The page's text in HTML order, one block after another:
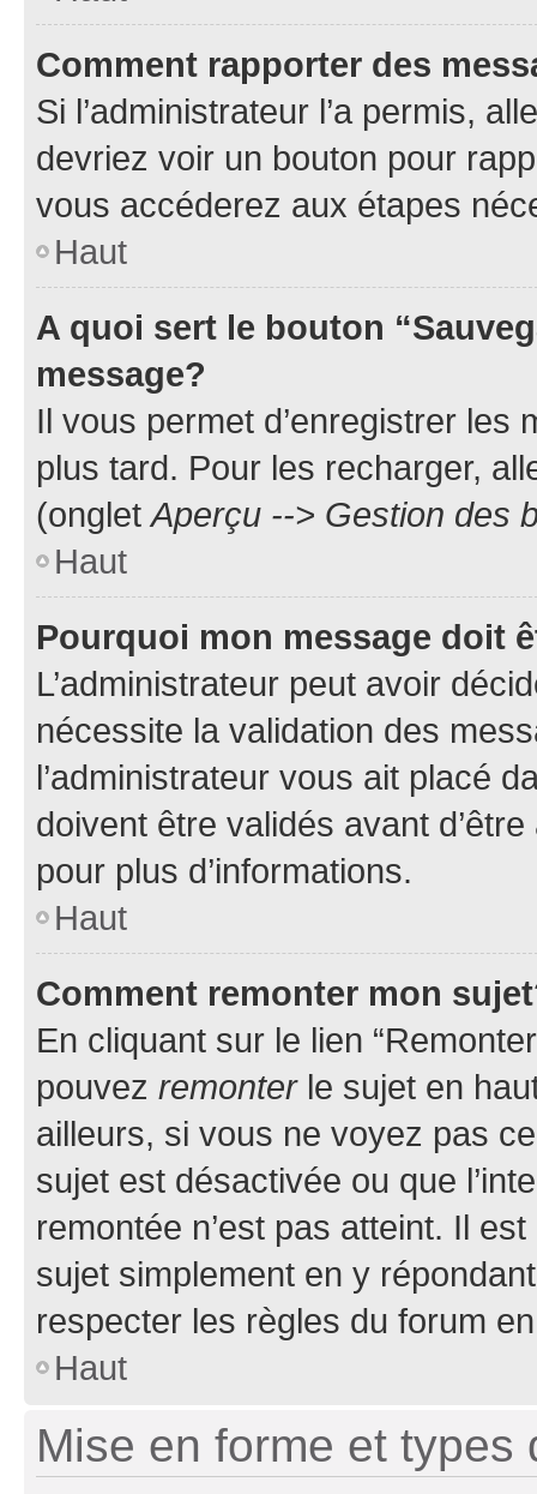
Comment rapporter des
Si l’administrateur l’a permis,
devriez voir un bouton pour
vous accéderez aux étapes
Haut
A quoi sert le bouton
message?
Il vous permet d’enregistrer
plus tard. Pour les recharger,
(ongletAperçu --> Gestion des
Haut
Pourquoi mon message doit
L’administrateur peut avoir
nécessite la validation des
l’administrateur vous ait placé
doivent être validés avant
pour plus d’informations.
Haut
Comment remonter mon
En cliquant sur le lien
pouvez remonterle sujet en
ailleurs, si vous ne voyez pas
sujet est désactivée ou que
remontée n’est pas atteint. Il
sujet simplement en y
respecter les règles du forum
Haut
Mise en forme et types